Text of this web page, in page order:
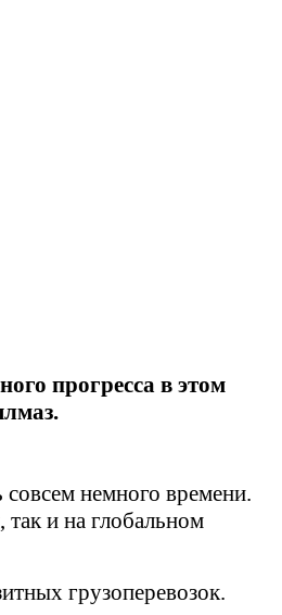
прогресса в этом
немного времени.
и на глобальном
грузоперевозок.